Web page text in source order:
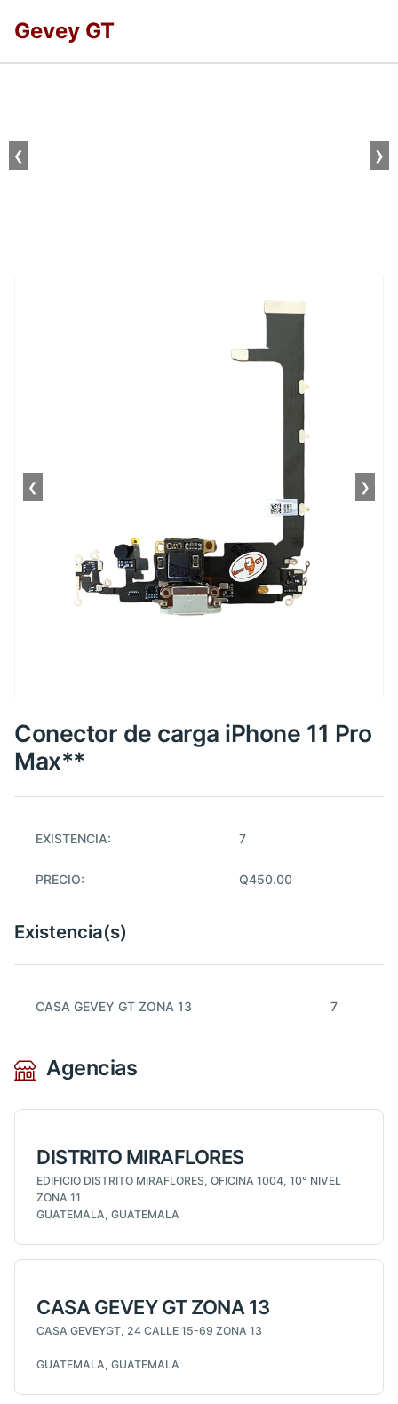
Gevey GT
❮ ❯
❮ ❯
Conector de carga iPhone 11 Pro
Max**
EXISTENCIA: 7
PRECIO: Q450.00
Existencia(s)
CASA GEVEY GT ZONA 13 7
Agencias
DISTRITO MIRAFLORES
EDIFICIO DISTRITO MIRAFLORES, OFICINA 1004, 10° NIVEL
ZONA 11
GUATEMALA, GUATEMALA
CASA GEVEY GT ZONA 13
CASA GEVEYGT, 24 CALLE 15-69 ZONA 13
GUATEMALA, GUATEMALA